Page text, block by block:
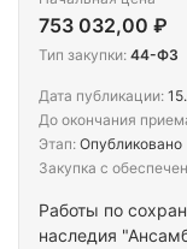
Работы по
наследия
753 032,00 ₽
Тип закупки: 44-ФЗ
Дата публикации:
До окончания
Этап: Опубликовано
Закупка с